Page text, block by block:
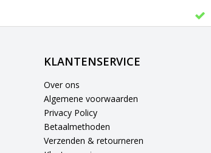
KLANTENSERVICE
Over ons
Algemene voorwaarden
Privacy Policy
Betaalmethoden
Verzenden & retourneren